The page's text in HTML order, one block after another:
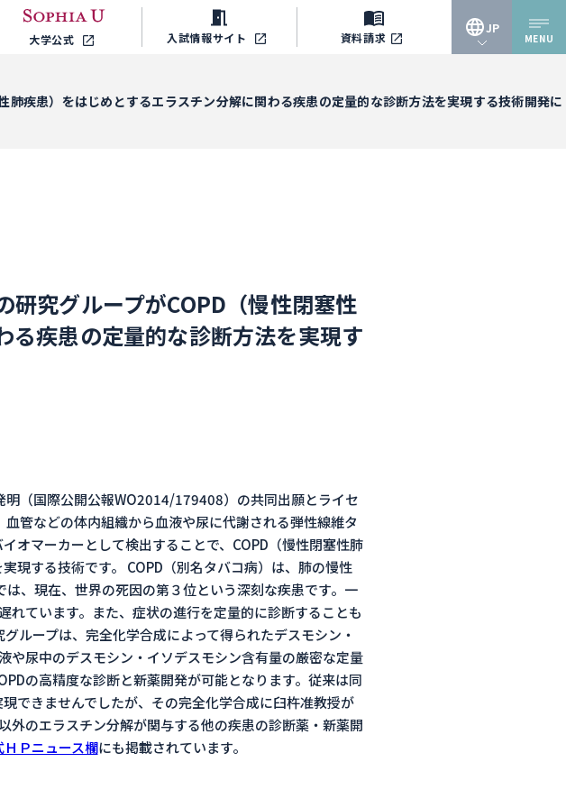
大学公式 入試情報サイト 資料請求
JP
EN
MENU
疾患）をはじめとするエラスチン分解に関わる疾患の定量的な診断方法を実現する技術開発に
究グループがCOPD（慢性閉塞性
る疾患の定量的な診断方法を実現す
（国際公開公報WO2014/179408）の共同出願とライセ
管などの体内組織から血液や尿に代謝される弾性線維タ
オマーカーとして検出することで、COPD（慢性閉塞性肺
現する技術です。 COPD（別名タバコ病）は、肺の慢性
、現在、世界の死因の第３位という深刻な疾患です。一
れています。また、症状の進行を定量的に診断することも
ループは、完全化学合成によって得られたデスモシン・
や尿中のデスモシン・イソデスモシン含有量の厳密な定量
の高精度な診断と新薬開発が可能となります。従来は同
できませんでしたが、その完全化学合成に臼杵准教授が
外のエラスチン分解が関与する他の疾患の診断薬・新薬開
Ｐニュース欄にも掲載されています。